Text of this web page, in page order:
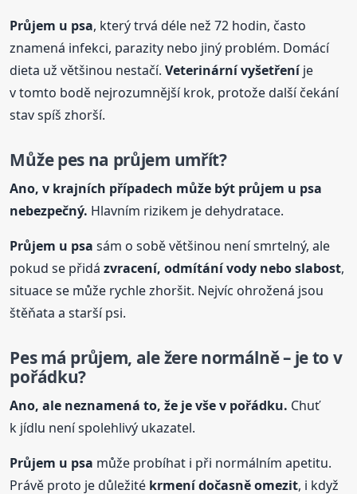
Průjem u psa, který trvá déle než 72 hodin, často
znamená infekci, parazity nebo jiný problém. Domácí
dieta už většinou nestačí.Veterinární vyšetřeníje
v tomto bodě nejrozumnější krok, protože další čekání
stav spíš zhorší.
Může pes na průjem umřít?
Ano, v krajních případech může být průjem u psa
nebezpečný. Hlavním rizikem je dehydratace.
Průjem u psa sám o sobě většinou není smrtelný, ale
pokud se přidázvracení, odmítání vody nebo slabost,
situace se může rychle zhoršit. Nejvíc ohrožená jsou
štěňata a starší psi.
Pes má průjem, ale žere normálně – je to v
pořádku?
Ano, ale neznamená to, že je vše v pořádku. Chuť
k jídlu není spolehlivý ukazatel.
Průjem u psa může probíhat i při normálním apetitu.
Právě proto je důležité krmení dočasně omezit, i když